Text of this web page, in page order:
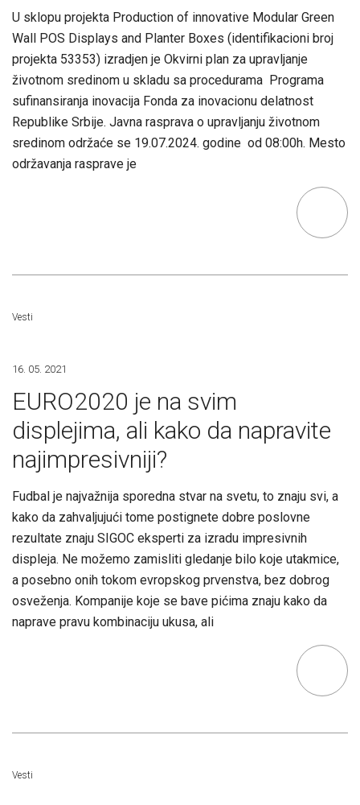
U sklopu projekta Production of innovative Modular Green
Wall POS Displays and Planter Boxes (identifikacioni broj
projekta 53353) izradjen je Okvirni plan za upravljanje
životnom sredinom u skladu sa procedurama Programa
sufinansiranja inovacija Fonda za inovacionu delatnost
Republike Srbije. Javna rasprava o upravljanju životnom
sredinom održaće se 19.07.2024. godine od 08:00h. Mesto
održavanja rasprave je
Vesti
16. 05. 2021
EURO2020 je na svim
displejima, ali kako da napravite
najimpresivniji?
Fudbal je najvažnija sporedna stvar na svetu, to znaju svi, a
kako da zahvaljujući tome postignete dobre poslovne
rezultate znaju SIGOC eksperti za izradu impresivnih
displeja. Ne možemo zamisliti gledanje bilo koje utakmice,
a posebno onih tokom evropskog prvenstva, bez dobrog
osveženja. Kompanije koje se bave pićima znaju kako da
naprave pravu kombinaciju ukusa, ali
Vesti